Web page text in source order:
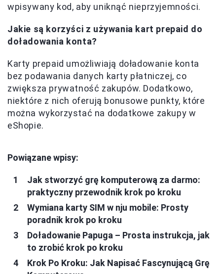
wpisywany kod, aby uniknąć nieprzyjemności.
Jakie są korzyści z używania kart prepaid do
doładowania konta?
Karty prepaid umożliwiają doładowanie konta
bez podawania danych karty płatniczej, co
zwiększa prywatność zakupów. Dodatkowo,
niektóre z nich oferują bonusowe punkty, które
można wykorzystać na dodatkowe zakupy w
eShopie.
Powiązane wpisy:
Jak stworzyć grę komputerową za darmo:
praktyczny przewodnik krok po kroku
Wymiana karty SIM w nju mobile: Prosty
poradnik krok po kroku
Doładowanie Papuga – Prosta instrukcja, jak
to zrobić krok po kroku
Krok Po Kroku: Jak Napisać Fascynującą Grę